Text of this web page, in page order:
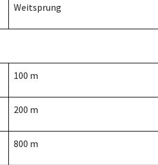
Weitsprung
100 m
200 m
800 m